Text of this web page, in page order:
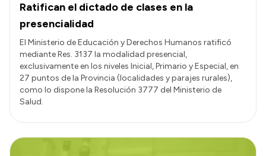
Ratifican el dictado de clases en la
presencialidad
El Ministerio de Educación y Derechos Humanos ratificó
mediante Res. 3137 la modalidad presencial,
exclusivamente en los niveles Inicial, Primario y Especial, en
27 puntos de la Provincia (localidades y parajes rurales),
como lo dispone la Resolución 3777 del Ministerio de
Salud.